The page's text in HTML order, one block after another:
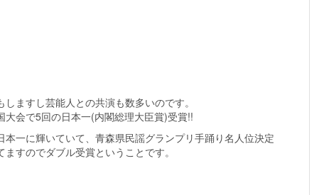
ますし芸能人との共演も数多いのです。
会で5回の日本一(内閣総理大臣賞)受賞!!
一に輝いていて、青森県民謡グランプリ手踊り名人位決定
すのでダブル受賞ということです。